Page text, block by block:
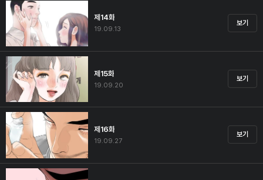
제14화
19.09.13
보기
제15화
19.09.20
보기
제16화
19.09.27
보기